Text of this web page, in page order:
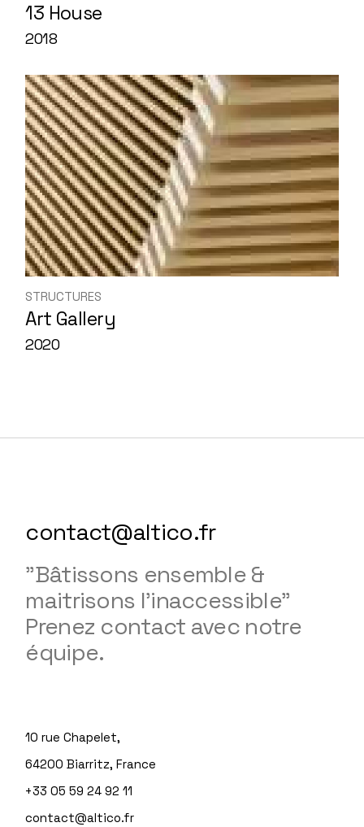
13 House
2018
STRUCTURES
Art Gallery
2020
contact@altico.fr
"Bâtissons ensemble &
maitrisons l'inaccessible"
Prenez contact avec notre
équipe.
10 rue Chapelet,
64200 Biarritz, France
+33 05 59 24 92 11
contact@altico.fr